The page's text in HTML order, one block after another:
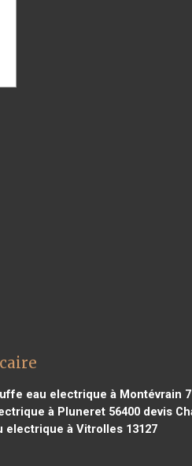
eau electrique à Montévrain
à Pluneret 56400 devis
à Vitrolles 13127